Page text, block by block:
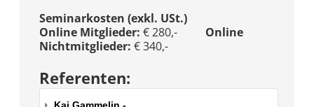
Seminarkosten (exkl. USt.)
Online Mitglieder: € 280,- Online
Nichtmitglieder: € 340,-
Referenten: